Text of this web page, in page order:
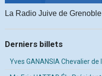
La Radio Juive de Grenoble
Derniers billets
Yves GANANSIA Chevalier